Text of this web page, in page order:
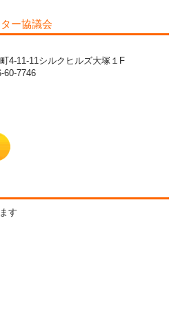
ー協議会
4-11-11シルクヒルズ大塚１F
60-7746
す